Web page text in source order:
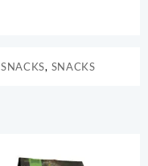
SNACKS, SNACKS